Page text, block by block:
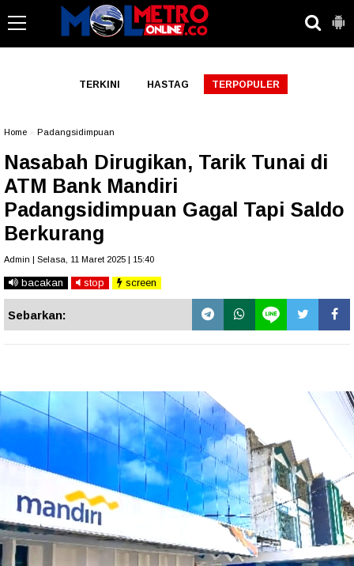
TERKINI HASTAG TERPOPULER
Home Padangsidimpuan
Nasabah Dirugikan, Tarik Tunai di
ATM Bank Mandiri
Padangsidimpuan Gagal Tapi Saldo
Berkurang
Admin | Selasa, 11 Maret 2025 | 15:40
bacakan stop screen
Sebarkan: